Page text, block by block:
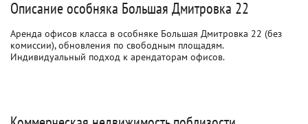
Описание особняка Большая Дмитровка 22
Аренда офисов класса в особняке Большая Дмитровка 22 (без
комиссии), обновления по свободным площадям.
Индивидуальный подход к арендаторам офисов.